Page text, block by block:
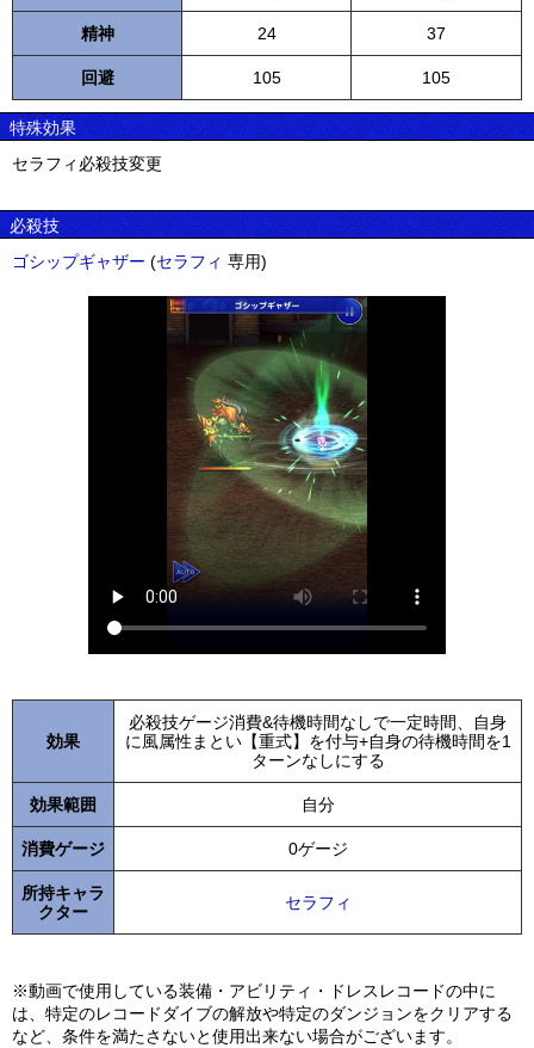
精神 24 37
回避 105 105
特殊効果
セラフィ必殺技変更
必殺技
ゴシップギャザー (セラフィ 専用)
効果
必殺技ゲージ消費&待機時間なしで一定時間、自身
に風属性まとい【重式】を付与+自身の待機時間を1
ターンなしにする
効果範囲 自分
消費ゲージ 0ゲージ
所持キャラ
クター
セラフィ
※動画で使用している装備・アビリティ・ドレスレコードの中に
は、特定のレコードダイブの解放や特定のダンジョンをクリアする
など、条件を満たさないと使用出来ない場合がございます。